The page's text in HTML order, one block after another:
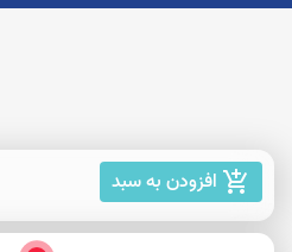
add_shopping_cart افزودن به سبد